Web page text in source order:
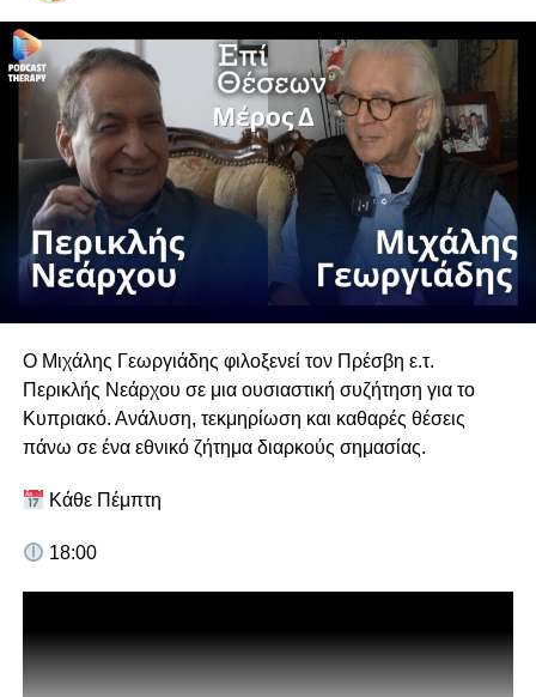
Ο Μιχάλης Γεωργιάδης φιλοξενεί τον Πρέσβη ε.τ.
Περικλής Νεάρχου σε μια ουσιαστική συζήτηση για το
Κυπριακό. Ανάλυση, τεκμηρίωση και καθαρές θέσεις
πάνω σε ένα εθνικό ζήτημα διαρκούς σημασίας.
Κάθε Πέμπτη
18:00